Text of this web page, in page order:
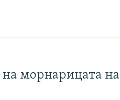
морнарицата на